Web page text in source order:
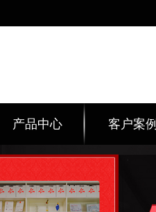
产品中心 客户案例